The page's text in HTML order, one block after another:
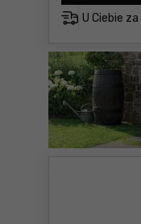
U Ciebie za